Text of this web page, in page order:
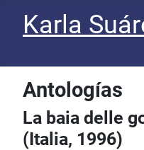
Karla
Antologías
La baia delle
(Italia, 1996)